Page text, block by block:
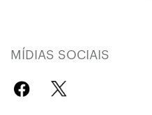
MÍDIAS SOCIAIS